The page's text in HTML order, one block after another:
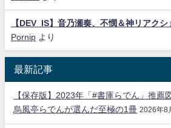
【DEV_IS】音乃瀬奏、不憫＆神リアク
Pornip より
最新記事
【保存版】2023年「#書庫らでん」推薦
烏風亭らでんが選んだ至極の1冊 2026年8